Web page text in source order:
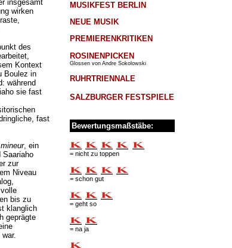
insgesamt
wirken
des
Kontext
Boulez in
während
sie fast
fast
, ein
Saariaho
zur
Niveau
bis zu
klanglich
geprägte
MUSIKFEST BERLIN
NEUE MUSIK
PREMIERENKRITIKEN
ROSINENPICKEN
Glossen von Andre Sokolowski
RUHRTRIENNALE
SALZBURGER FESTSPIELE
Bewertungsmaßstäbe:
= nicht zu toppen
= schon gut
= geht so
= na ja